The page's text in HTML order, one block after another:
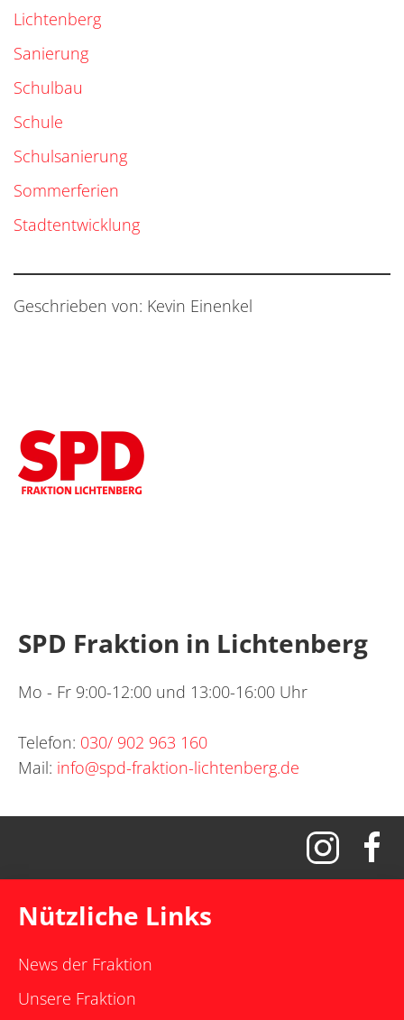
Lichtenberg
Sanierung
Schulbau
Schule
Schulsanierung
Sommerferien
Stadtentwicklung
Geschrieben von: Kevin Einenkel
SPD Fraktion in Lichtenberg
Mo - Fr 9:00-12:00 und 13:00-16:00 Uhr
Telefon: 030/ 902 963 160
Mail: info@spd-fraktion-lichtenberg.de
Nützliche Links
News der Fraktion
Unsere Fraktion